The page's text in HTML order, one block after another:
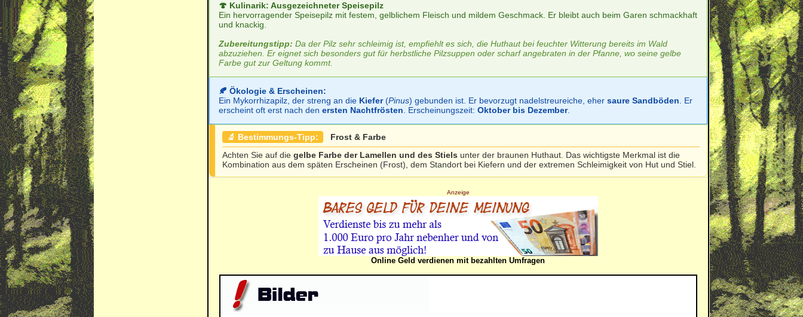
🍄 Kulinarik: Ausgezeichneter Speisepilz
Ein hervorragender Speisepilz mit festem, gelblichem Fleisch und mildem Geschmack. Er bleibt auch beim Garen schmackhaft
und knackig.
Zubereitungstipp: Da der Pilz sehr schleimig ist, empfiehlt es sich, die Huthaut bei feuchter Witterung bereits im Wald
abzuziehen. Er eignet sich besonders gut für herbstliche Pilzsuppen oder scharf angebraten in der Pfanne, wo seine gelbe
Farbe gut zur Geltung kommt.
🍂 Ökologie & Erscheinen:
Ein Mykorrhizapilz, der streng an die Kiefer(Pinus) gebunden ist. Er bevorzugt nadelstreureiche, eher saure Sandböden . Er
erscheint oft erst nach den ersten Nachtfrösten . Erscheinungszeit: Oktober bis Dezember.
🔬 Bestimmungs-Tipp:
Frost & Farbe
Achten Sie auf die gelbe Farbe der Lamellen und des Stiels unter der braunen Huthaut. Das wichtigste Merkmal ist die
Kombination aus dem späten Erscheinen (Frost), dem Standort bei Kiefern und der extremen Schleimigkeit von Hut und Stiel.
Anzeige
Online Geld verdienen mit bezahlten Umfragen